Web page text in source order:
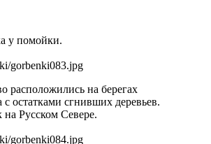
у помойки.
расположились на берегах
остатками сгнивших деревьев.
на Русском Севере.